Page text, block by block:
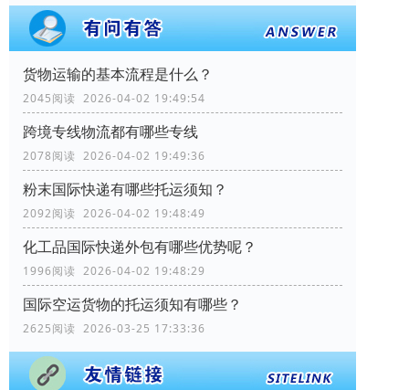
货物运输的基本流程是什么？
2045阅读 2026-04-02 19:49:54
跨境专线物流都有哪些专线
2078阅读 2026-04-02 19:49:36
粉末国际快递有哪些托运须知？
2092阅读 2026-04-02 19:48:49
化工品国际快递外包有哪些优势呢？
1996阅读 2026-04-02 19:48:29
国际空运货物的托运须知有哪些？
2625阅读 2026-03-25 17:33:36